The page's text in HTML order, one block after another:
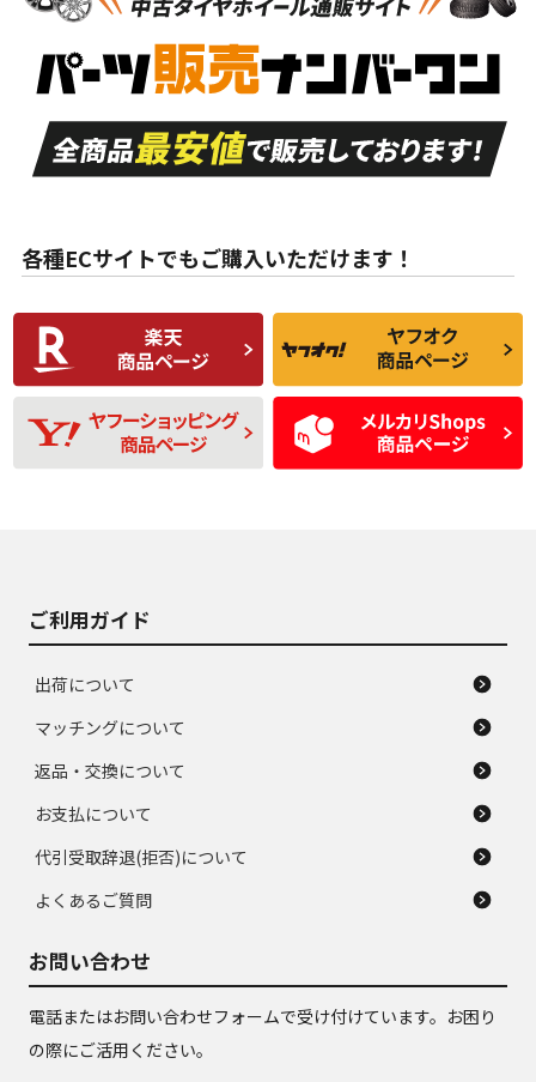
S
品）
S
新車外し品（新古
付き
A
走行距離も少なく、
目立つ傷もほとんど
ない中古品
A
走行距離も少なく、
非常に状態の良い中
古品
な中古品
んどない中古品
C
比較的きれいな中古
品
C
られるが、使用に問
題のない中古品
D
使用感や目立つ傷が
あり、一般的な中古
品
D
残り溝も少なく、偏
磨耗がみられ、短期
間使用できるくらい
の中古品
各種ECサイトでもご購入いただけます！
ご利用ガイド
出荷について
マッチングについて
返品・交換について
お支払について
代引受取辞退(拒否)について
よくあるご質問
お問い合わせ
電話またはお問い合わせフォームで受け付けています。お困り
の際にご活用ください。